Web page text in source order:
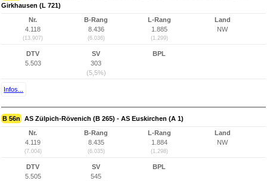
Girkhausen (L 721)
Nr.
4.118
(13.907)
B-Rang
8.436
(6.036)
L-Rang
1.885
(1.299)
Land
NW
DTV
5.503
SV
303
(5,5%)
BPL
Infos...
B 56n AS Zülpich-Rövenich (B 265) - AS Euskirchen (A 1)
Nr.
4.119
(7.004)
B-Rang
8.435
(6.035)
L-Rang
1.884
(1.298)
Land
NW
DTV
5.505
SV
545
BPL